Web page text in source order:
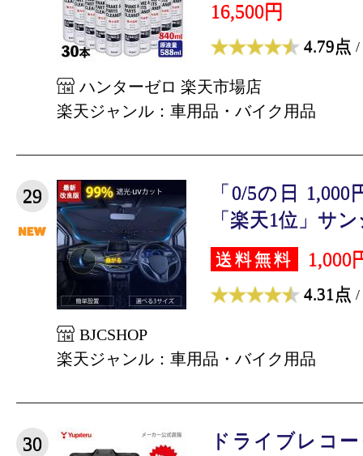
16,500円
4.79点 /
ハンターゼロ 楽天市場店
楽天ジャンル：車用品・バイク用品
29
「0/5の日
「楽天1位」サ
送料無料 1,000
4.31点 /
BJCSHOP
楽天ジャンル：車用品・バイク用品
30
ドライブレコ